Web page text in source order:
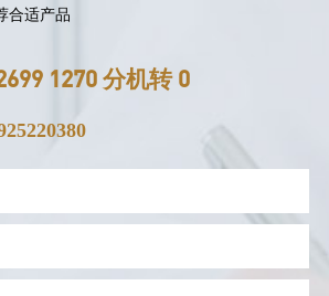
合适产品
1270 分机转 0